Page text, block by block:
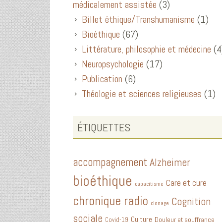
médicalement assistée (3)
Billet éthique/Transhumanisme (1)
Bioéthique (67)
Littérature, philosophie et médecine
Neuropsychologie (17)
Publication (6)
Théologie et sciences religieuses (1)
ÉTIQUETTES
accompagnement Alzheimer
bioéthique capacitisme Care et cure
chronique radio clonage Cognition
sociale Covid-19 Culture Douleur et souffrance